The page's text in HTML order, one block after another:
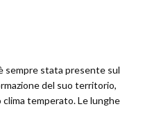
sempre stata presente sul
del suo territorio,
temperato. Le lunghe